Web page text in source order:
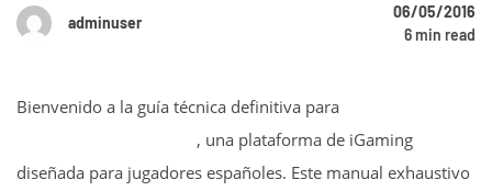
adminuser
06/05/2016
6 min read
Bienvenido a la guía técnica definitiva para
, una plataforma de iGaming
diseñada para jugadores españoles. Este manual exhaustivo